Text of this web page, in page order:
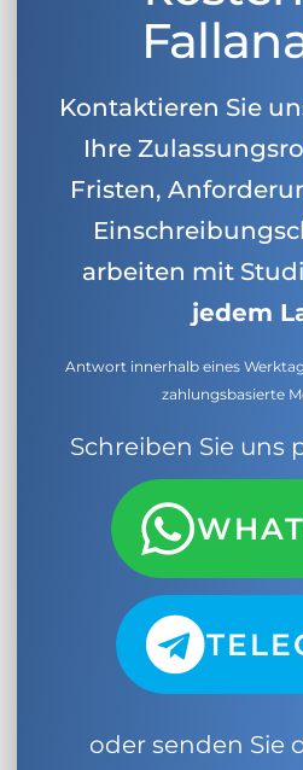
Kontaktieren Sie
Ihre
Fristen,
arbeiten mit
jedem
Antwort innerhalb eines
zahlungsbasierte
Schreiben Sie uns
oder senden Sie